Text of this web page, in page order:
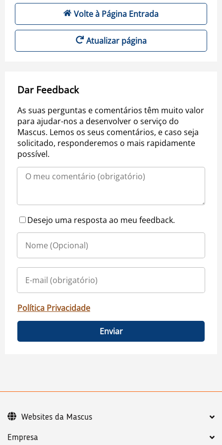
Volte à Página Entrada
Atualizar página
Dar Feedback
As suas perguntas e comentários têm muito valor
para ajudar-nos a desenvolver o serviço do
Mascus. Lemos os seus comentários, e caso seja
solicitado, responderemos o mais rapidamente
possível.
Desejo uma resposta ao meu feedback.
Política Privacidade
Enviar
Empresa
Websites da Mascus